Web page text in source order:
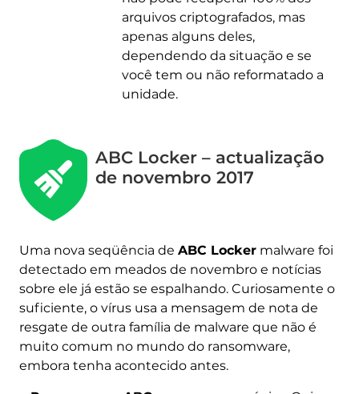
arquivos criptografados, mas
apenas alguns deles,
dependendo da situação e se
você tem ou não reformatado a
unidade.
ABC Locker – actualização
de novembro 2017
Uma nova seqüência de ABC Lockermalware foi
detectado em meados de novembro e notícias
sobre ele já estão se espalhando. Curiosamente o
suficiente, o vírus usa a mensagem de nota de
resgate de outra família de malware que não é
muito comum no mundo do ransomware,
embora tenha acontecido antes.